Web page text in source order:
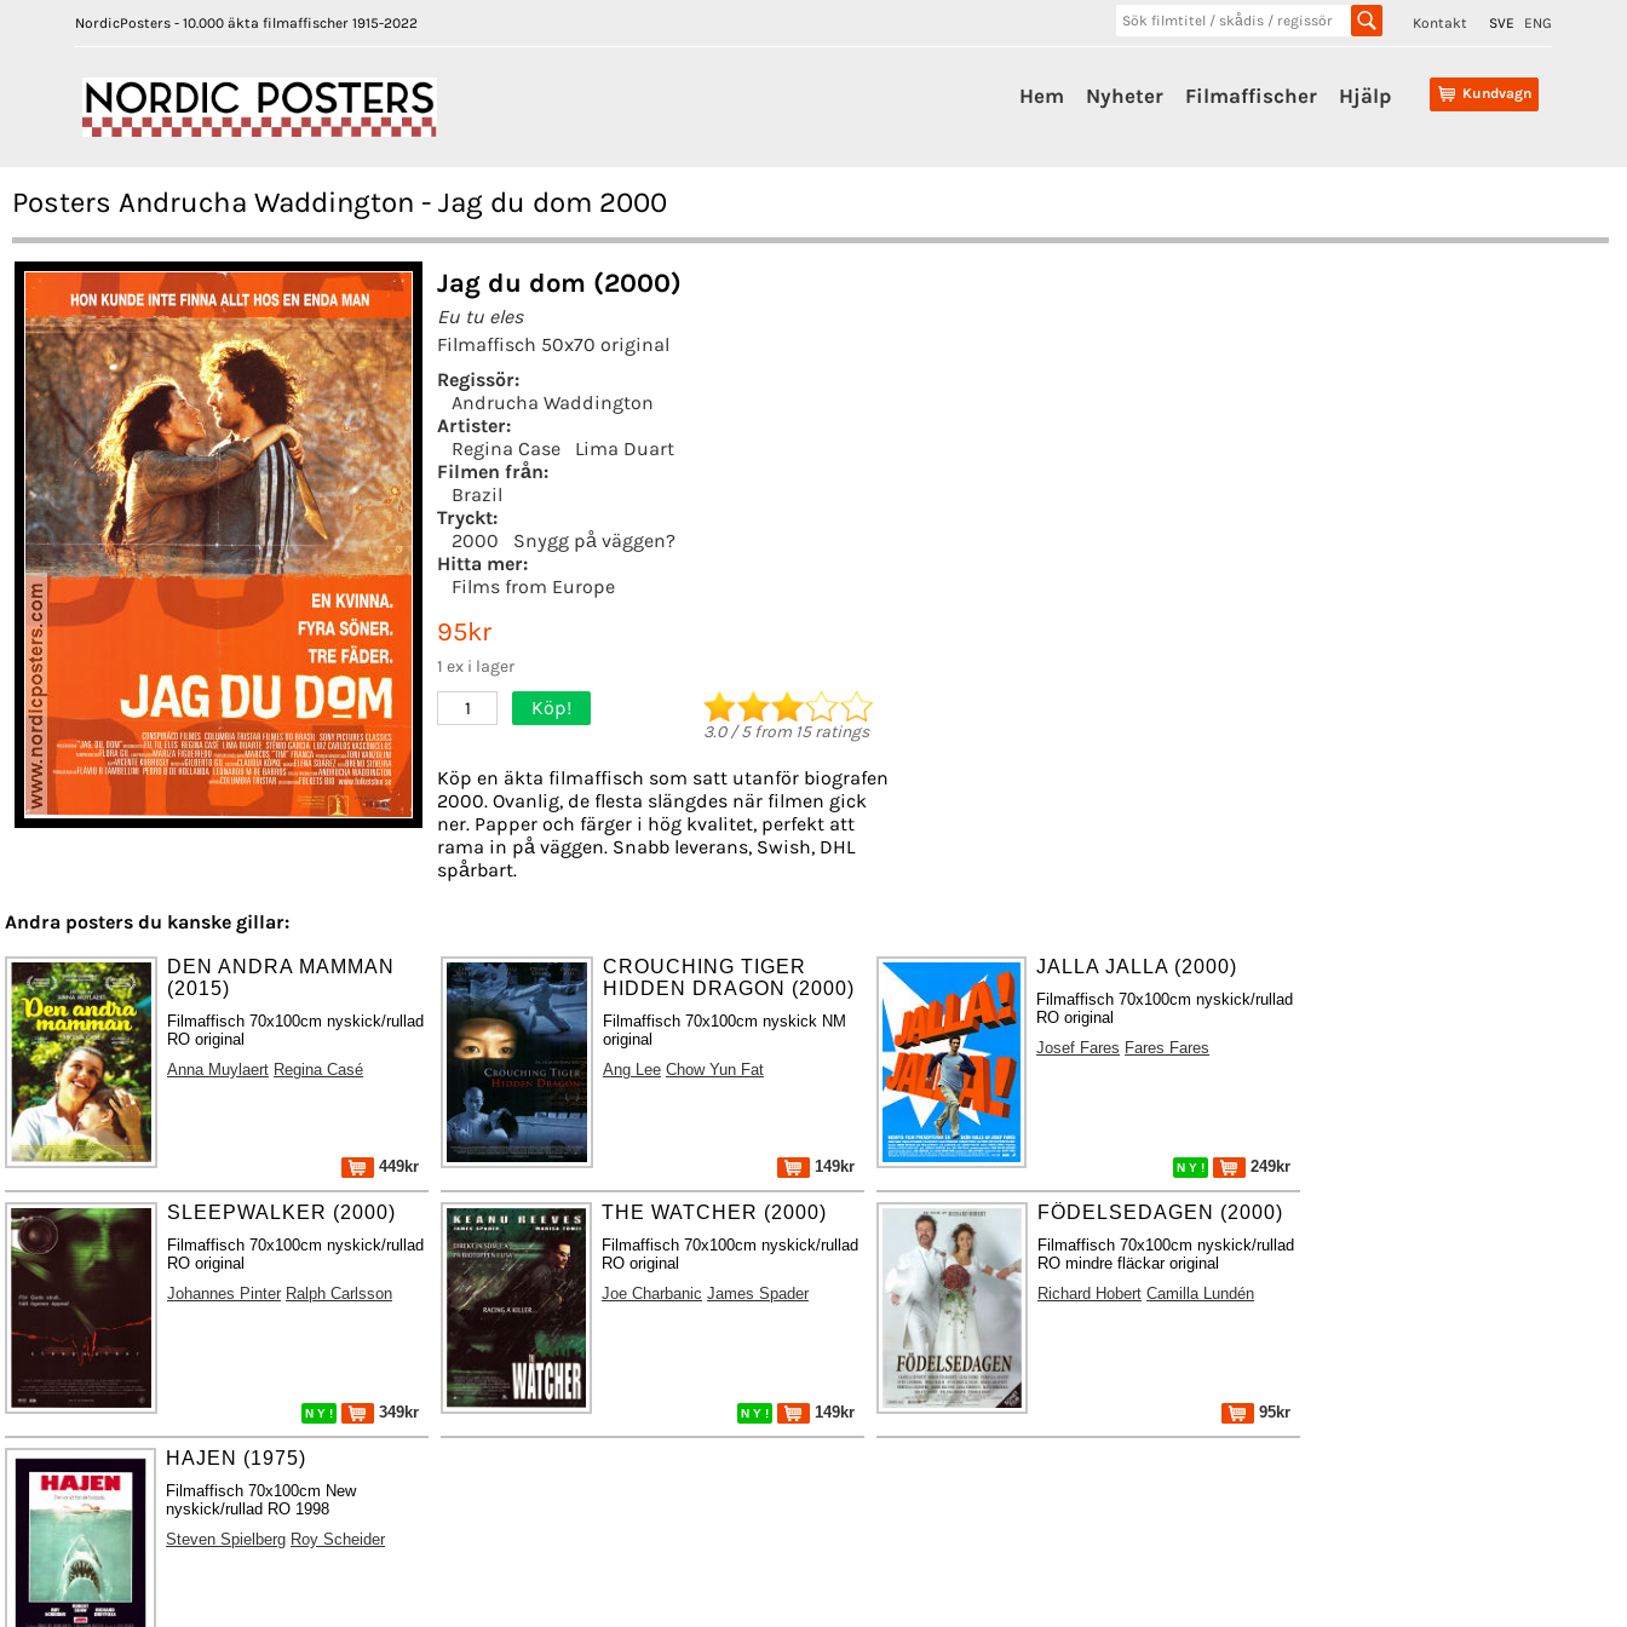
NordicPosters - 10.000 äkta filmaffischer 1915-2022 Kontakt SVE ENG
Kundvagn
Hem Nyheter Filmaffischer Hjälp
Posters Andrucha Waddington - Jag du dom 2000
Jag du dom (2000)
Eu tu eles
Filmaffisch 50x70 original
Regissör:
Andrucha Waddington
Artister:
Regina Case
Lima Duart
Filmen från:
Brazil
Tryckt:
2000
Snygg på väggen?
Hitta mer:
Films from Europe
95kr
1 ex i lager
1 Köp!
3.0/5from 15ratings
Köp en äkta filmaffisch som satt utanför biografen
2000. Ovanlig, de flesta slängdes när filmen gick
ner. Papper och färger i hög kvalitet, perfekt att
rama in på väggen. Snabb leverans, Swish, DHL
spårbart.
Andra posters du kanske gillar:
DEN ANDRA MAMMAN
(2015)
Filmaffisch 70x100cm nyskick/rullad
RO original
Anna Muylaert Regina Casé
449kr
CROUCHING TIGER
HIDDEN DRAGON (2000)
Filmaffisch 70x100cm nyskick NM
original
Ang Lee Chow Yun Fat
149kr
JALLA JALLA (2000)
Filmaffisch 70x100cm nyskick/rullad
RO original
Josef Fares Fares Fares
N Y ! 249kr
SLEEPWALKER (2000)
Filmaffisch 70x100cm nyskick/rullad
RO original
Johannes Pinter Ralph Carlsson
N Y ! 349kr
THE WATCHER (2000)
Filmaffisch 70x100cm nyskick/rullad
RO original
Joe Charbanic James Spader
N Y ! 149kr
FÖDELSEDAGEN (2000)
Filmaffisch 70x100cm nyskick/rullad
RO mindre fläckar original
Richard Hobert Camilla Lundén
95kr
HAJEN (1975)
Filmaffisch 70x100cm New
nyskick/rullad RO 1998
Steven Spielberg Roy Scheider